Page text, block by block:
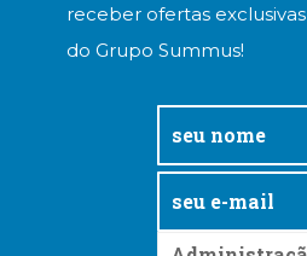
receber ofertas exclusivas
do Grupo Summus!